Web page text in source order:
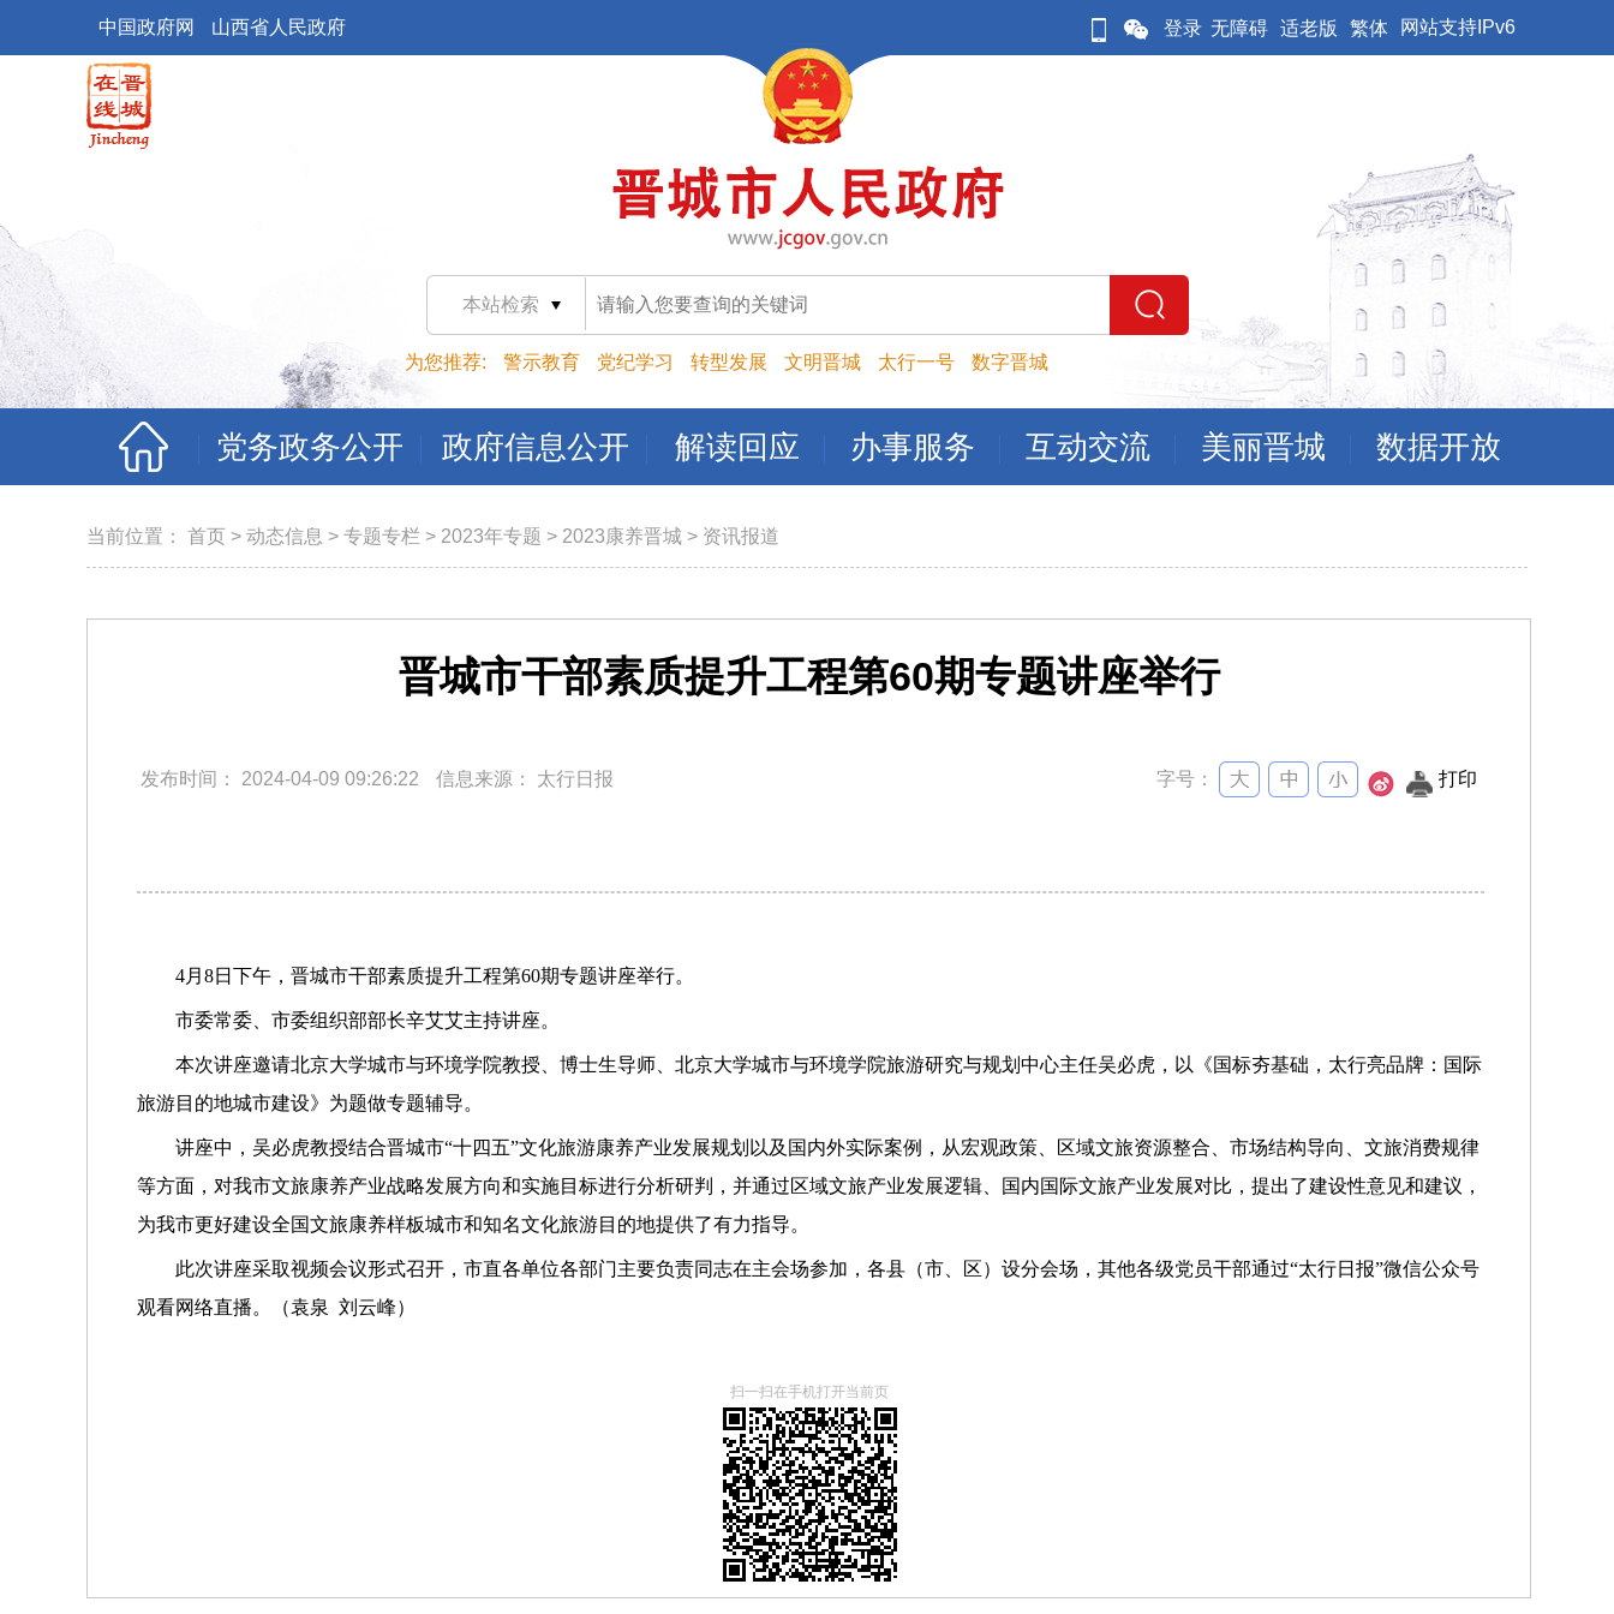
中国政府网 山西省人民政府 登录 无障碍 适老版 繁体 网站支持IPv6
本站检索
为您推荐: 警示教育 党纪学习 转型发展 文明晋城 太行一号 数字晋城
党务政务公开 政府信息公开 解读回应 办事服务 互动交流 美丽晋城 数据开放
当前位置： 首页 > 动态信息 > 专题专栏 > 2023年专题 > 2023康养晋城 > 资讯报道
晋城市干部素质提升工程第60期专题讲座举行
发布时间： 2024-04-09 09:26:22 信息来源： 太行日报 字号： 打印
4月8日下午，晋城市干部素质提升工程第60期专题讲座举行。
市委常委、市委组织部部长辛艾艾主持讲座。
本次讲座邀请北京大学城市与环境学院教授、博士生导师、北京大学城市与环境学院旅游研究与规划中心主任吴必虎，以《国标夯基础，太行亮品牌：国际
旅游目的地城市建设》为题做专题辅导。
讲座中，吴必虎教授结合晋城市“十四五”文化旅游康养产业发展规划以及国内外实际案例，从宏观政策、区域文旅资源整合、市场结构导向、文旅消费规律
等方面，对我市文旅康养产业战略发展方向和实施目标进行分析研判，并通过区域文旅产业发展逻辑、国内国际文旅产业发展对比，提出了建设性意见和建议，
为我市更好建设全国文旅康养样板城市和知名文化旅游目的地提供了有力指导。
此次讲座采取视频会议形式召开，市直各单位各部门主要负责同志在主会场参加，各县（市、区）设分会场，其他各级党员干部通过“太行日报”微信公众号
观看网络直播。（袁泉 刘云峰）
扫一扫在手机打开当前页